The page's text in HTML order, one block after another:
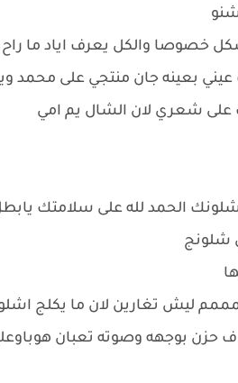
خصوصا والكل يعرف اياد ما راح
بعينه جان منتجي على محمد
على شعري لان الشال يم امي
الحمد لله على سلامتك
شلونج
ليش تغارين لان ما يكلج
حزن بوجهه وصوته تعبان